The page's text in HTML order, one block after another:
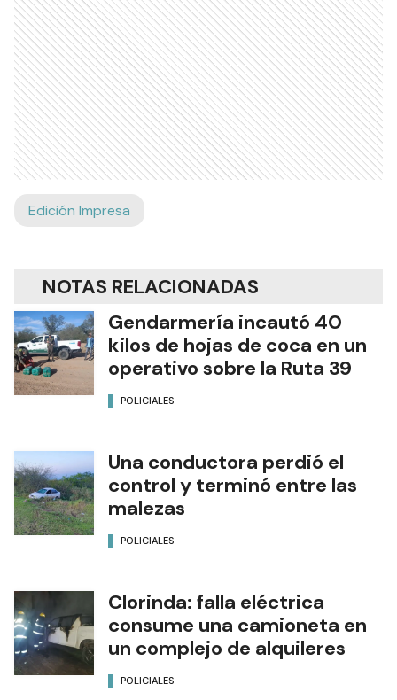
Edición Impresa
NOTAS RELACIONADAS
Gendarmería incautó 40
kilos de hojas de coca en un
operativo sobre la Ruta 39
POLICIALES
Una conductora perdió el
control y terminó entre las
malezas
POLICIALES
Clorinda: falla eléctrica
consume una camioneta en
un complejo de alquileres
POLICIALES